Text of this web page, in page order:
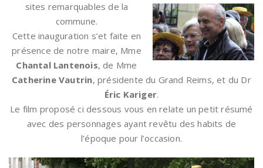
sites remarquables de la
commune.
Cette inauguration s’et faite en
présence de notre maire, Mme
Chantal Lantenois, de Mme
Catherine Vautrin, présidente du Grand Reims, et du Dr
Éric Kariger.
Le film proposé ci dessous vous en relate un petit résumé
avec des personnages ayant revêtu des habits de
l’époque pour l’occasion.